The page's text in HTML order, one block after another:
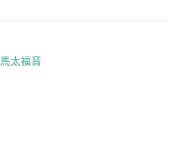
馬太福音